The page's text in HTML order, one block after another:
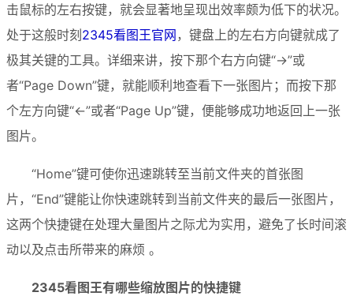
击鼠标的左右按键，就会显著地呈现出效率颇为低下的状况。
处于这般时刻2345看图王官网，键盘上的左右方向键就成了
极其关键的工具。详细来讲，按下那个右方向键“→”或
者“Page Down”键，就能顺利地查看下一张图片；而按下那
个左方向键“←”或者“Page Up”键，便能够成功地返回上一张
图片。
“Home”键可使你迅速跳转至当前文件夹的首张图
片，“End”键能让你快速跳转到当前文件夹的最后一张图片，
这两个快捷键在处理大量图片之际尤为实用，避免了长时间滚
动以及点击所带来的麻烦 。
2345看图王有哪些缩放图片的快捷键